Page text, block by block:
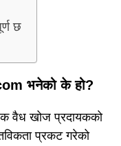
छ
भनेको के हो?
वैध खोज प्रदायकको
प्रकट गरेको